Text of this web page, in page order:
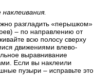
разгладить «перышком»
– по направлению от
всю полосу сверху
движениями влево-
выравнивание
Если вы наклеили
пузыри – исправьте это